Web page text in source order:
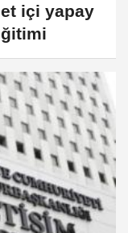
içi yapay